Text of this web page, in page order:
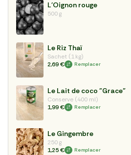
L'Oignon rouge
500 g
Le Riz Thaï
Sachet (1 kg)
2,69 €
Remplacer
Le Lait de coco "Grace"
Conserve (400 ml)
1,99 €
Remplacer
Le Gingembre
250 g
1,25 €
Remplacer